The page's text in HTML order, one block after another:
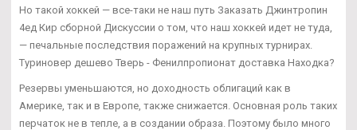
Но такой хоккей — все-таки не наш путь Заказать Джинтропин
4ед Кир сборной Дискуссии о том, что наш хоккей идет не туда,
— печальные последствия поражений на крупных турнирах.
Туриновер дешево Тверь - Фенилпропионат доставка Находка?
Резервы уменьшаются, но доходность облигаций как в
Америке, так и в Европе, также снижается. Основная роль таких
перчаток не в тепле, а в создании образа. Поэтому было много